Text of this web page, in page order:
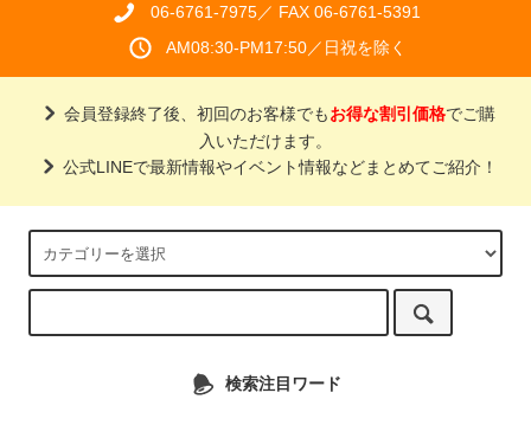
06-6761-7975／ FAX 06-6761-5391
AM08:30-PM17:50／日祝を除く
会員登録終了後、初回のお客様でもお得な割引価格でご購
入いただけます。
公式LINEで最新情報やイベント情報などまとめてご紹介！
検索注目ワード